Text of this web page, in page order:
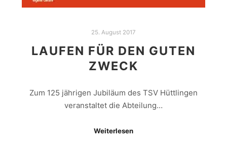
25. August 2017
LAUFEN FÜR DEN GUTEN
ZWECK
Zum 125 jährigen Jubiläum des TSV Hüttlingen
veranstaltet die Abteilung…
Weiterlesen